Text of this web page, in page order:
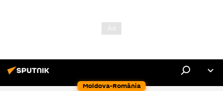
Moldova-România